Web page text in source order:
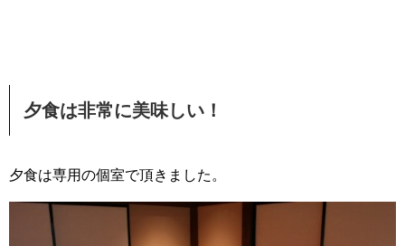
夕食は非常に美味しい！
夕食は専用の個室で頂きました。